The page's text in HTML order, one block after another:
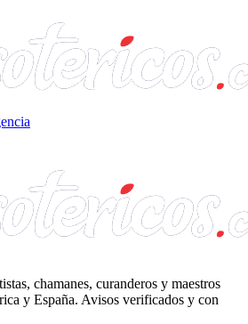
chamanes, curanderos y maestros
y España. Avisos verificados y con